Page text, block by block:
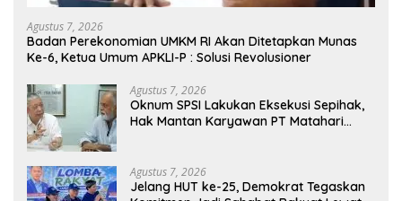
Agustus 7, 2026
Badan Perekonomian UMKM RI Akan Ditetapkan Munas
Ke-6, Ketua Umum APKLI-P : Solusi Revolusioner
Agustus 7, 2026
Oknum SPSI Lakukan Eksekusi Sepihak,
Hak Mantan Karyawan PT Matahari
Agustus 7, 2026
Jelang HUT ke-25, Demokrat Tegaskan